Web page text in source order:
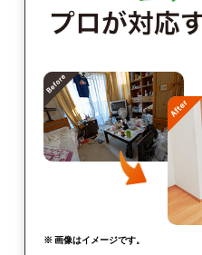
※ 画像はイメージです。